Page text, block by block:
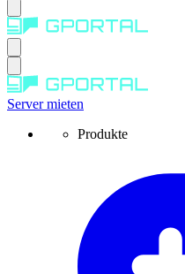
Server mieten
Produkte